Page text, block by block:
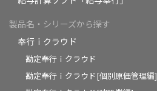
製品名・シリーズから探す
奉行ｉクラウド
勘定奉行ｉクラウド
勘定奉行ｉクラウド[個別原価管理編]